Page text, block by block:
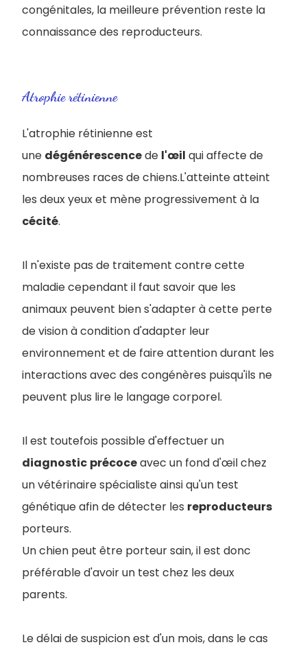
congénitales, la meilleure prévention reste la
connaissance des reproducteurs.
Atrophie rétinienne
L'atrophie rétinienne est
une dégénérescencede l'œil qui affecte de
nombreuses races de chiens.L'atteinte atteint
les deux yeux et mène progressivement à la
cécité.
Il n'existe pas de traitement contre cette
maladie cependant il faut savoir que les
animaux peuvent bien s'adapter à cette perte
de vision à condition d'adapter leur
environnement et de faire attention durant les
interactions avec des congénères puisqu'ils ne
peuvent plus lire le langage corporel.
Il est toutefois possible d'effectuer un
diagnostic précoceavec un fond d'œil chez
un vétérinaire spécialiste ainsi qu'un test
génétique afin de détecter les reproducteurs
porteurs.
Un chien peut être porteur sain, il est donc
préférable d'avoir un test chez les deux
parents.
Le délai de suspicion est d'un mois, dans le cas